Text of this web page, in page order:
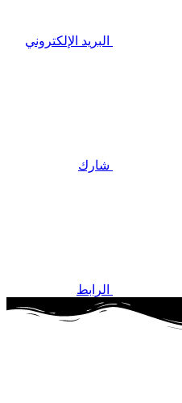
البريد الإلكتروني
شارك
الرابط